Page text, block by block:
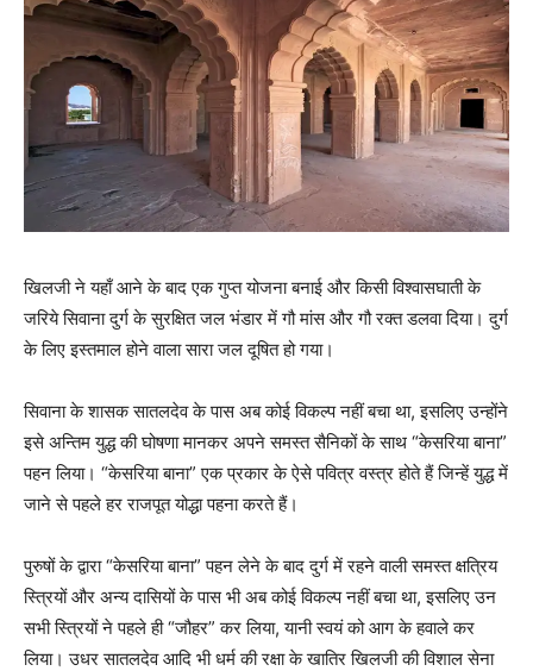
खिलजी ने यहाँ आने के बाद एक गुप्त योजना बनाई और किसी विश्वासघाती के
जरिये सिवाना दुर्ग के सुरक्षित जल भंडार में गौ मांस और गौ रक्त डलवा दिया। दुर्ग
के लिए इस्तमाल होने वाला सारा जल दूषित हो गया।
सिवाना के शासक सातलदेव के पास अब कोई विकल्प नहीं बचा था, इसलिए उन्होंने
इसे अन्तिम युद्ध की घोषणा मानकर अपने समस्त सैनिकों के साथ “केसरिया बाना”
पहन लिया। “केसरिया बाना” एक प्रकार के ऐसे पवित्र वस्त्र होते हैं जिन्हें युद्ध में
जाने से पहले हर राजपूत योद्धा पहना करते हैं।
पुरुषों के द्वारा “केसरिया बाना” पहन लेने के बाद दुर्ग में रहने वाली समस्त क्षत्रिय
स्त्रियों और अन्य दासियों के पास भी अब कोई विकल्प नहीं बचा था, इसलिए उन
सभी स्त्रियों ने पहले ही “जौहर” कर लिया, यानी स्वयं को आग के हवाले कर
लिया। उधर सातलदेव आदि भी धर्म की रक्षा के खातिर खिलजी की विशाल सेना